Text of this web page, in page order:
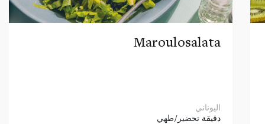
Maroulosalata
اليوناني
دقيقة تحضير/طهي